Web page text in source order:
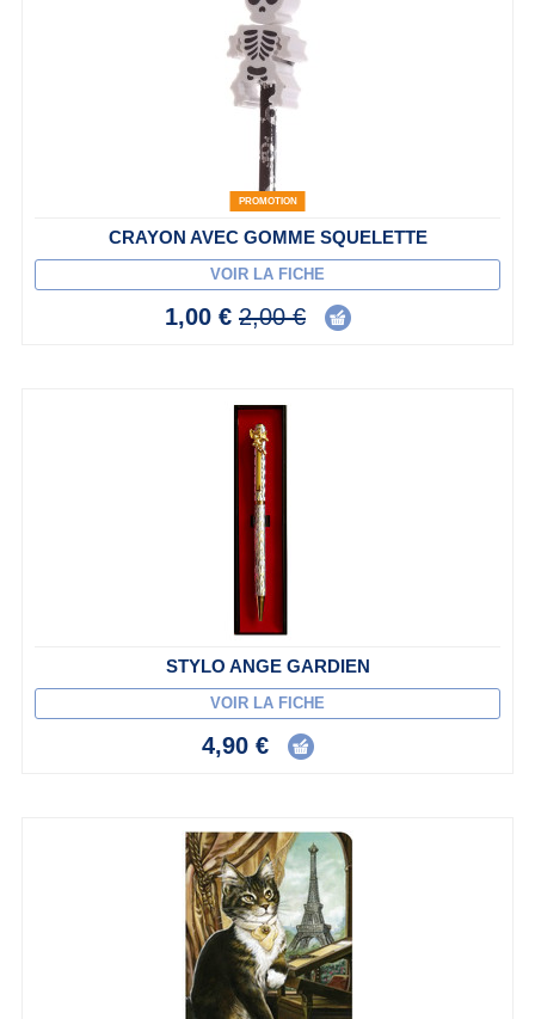
PROMOTION
CRAYON AVEC GOMME SQUELETTE
VOIR LA FICHE
1,00 € 2,00 €
STYLO ANGE GARDIEN
VOIR LA FICHE
4,90 €